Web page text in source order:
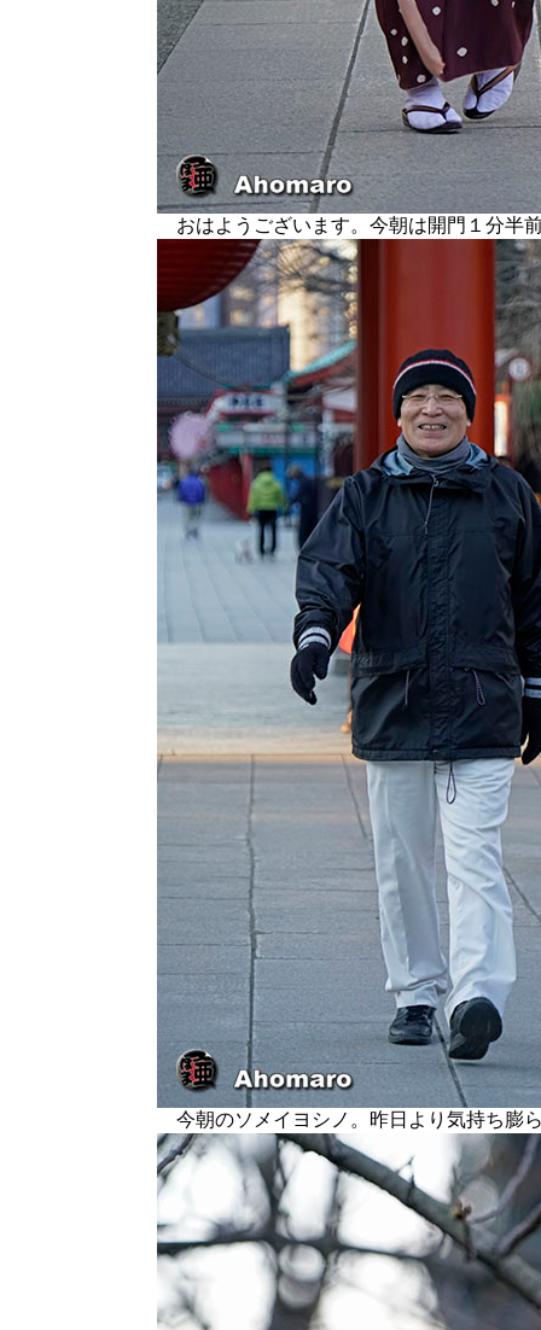
おはようございます。今朝は開門１分半
今朝のソメイヨシノ。昨日より気持ち